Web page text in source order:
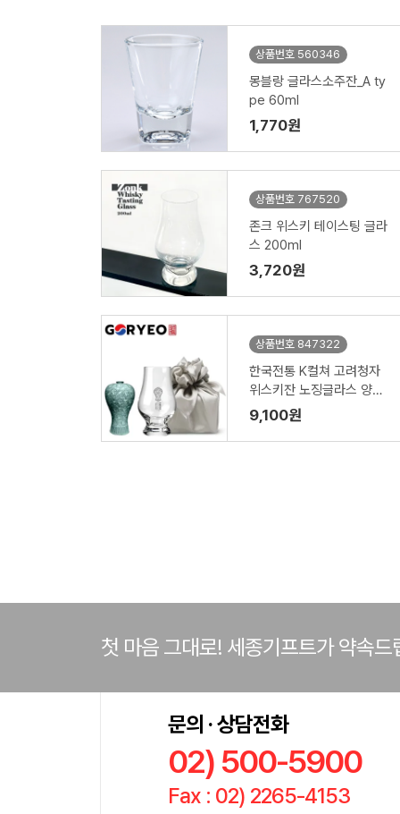
상품번호 560346
몽블랑 글라스소주잔_A ty
pe 60ml
1,770원
상품번호 767520
존크 위스키 테이스팅 글라
스 200ml
3,720원
상품번호 847322
한국전통 K컬쳐 고려청자
위스키잔 노징글라스 양주
니트잔 170ml (보자기 포
장)
9,100원
첫 마음 그대로! 세종기프트가 약속드
문의 · 상담전화
02) 500-5900
Fax : 02) 2265-4153